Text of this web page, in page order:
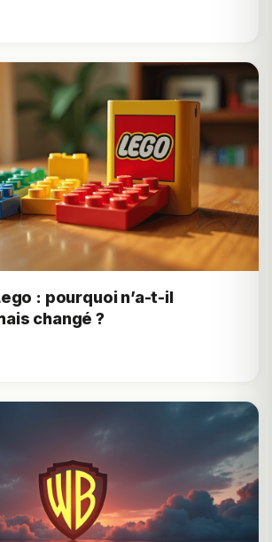
: pourquoi n’a-t-il
changé ?